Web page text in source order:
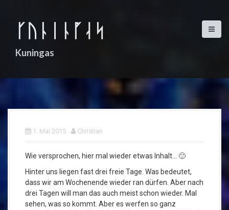
u
ᚴᚢᚿᛁᚿᚵᛆᛋ
Kuningas
1. Mai 2015 Christian
Wie versprochen, hier mal wieder etwas Inhalt… 🙂
Hinter uns liegen fast drei freie Tage. Was bedeutet,
dass wir am Wochenende wieder ran dürfen. Aber nach
drei Tagen will man das auch meist schon wieder. Mal
sehen, was so kommt. Aber es werfen so ganz